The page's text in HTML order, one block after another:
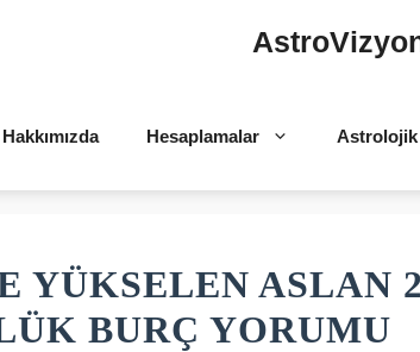
Hakkımızda Hesaplamalar Astrolojik
YÜKSELEN ASLAN
BURÇ YORUMU